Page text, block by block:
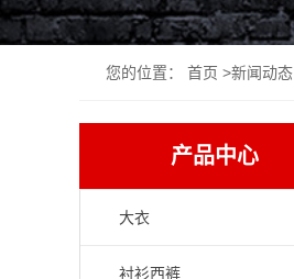
您的位置： 首页 >新闻动态
产品中心
大衣
衬衫西裤